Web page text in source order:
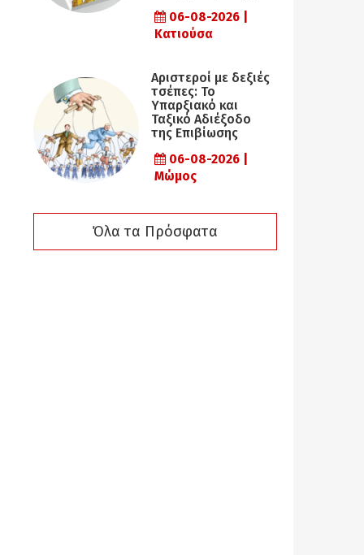
06-08-2026 |
Κατιούσα
Αριστεροί με δεξιές
τσέπες: Το
Υπαρξιακό και
Ταξικό Αδιέξοδο
της Επιβίωσης
06-08-2026 |
Μώμος
Όλα τα Πρόσφατα